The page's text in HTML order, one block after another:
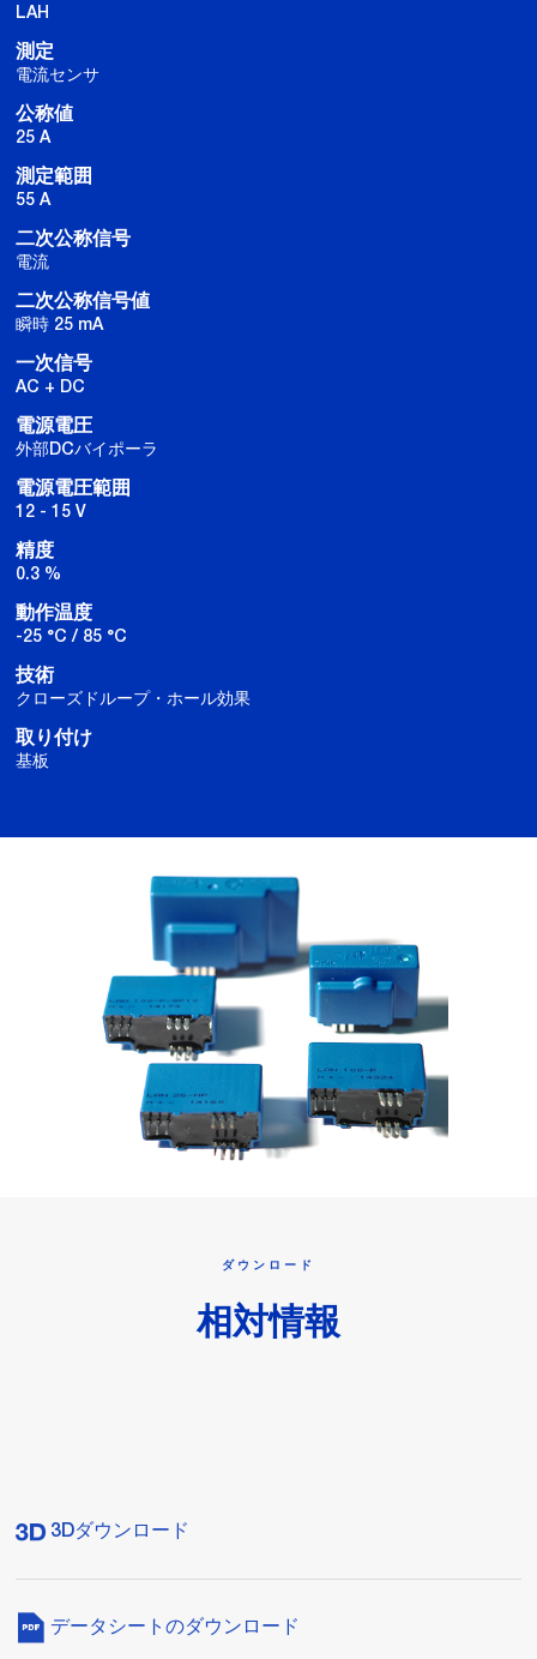
LAH
測定
電流センサ
公称値
25 A
測定範囲
55 A
二次公称信号
電流
二次公称信号値
瞬時 25 mA
一次信号
AC + DC
電源電圧
外部DCバイポーラ
電源電圧範囲
12 - 15 V
精度
0.3 %
動作温度
-25 °C / 85 °C
技術
クローズドループ・ホール効果
取り付け
基板
ダウンロード
相対情報
3Dダウンロード
データシートのダウンロード